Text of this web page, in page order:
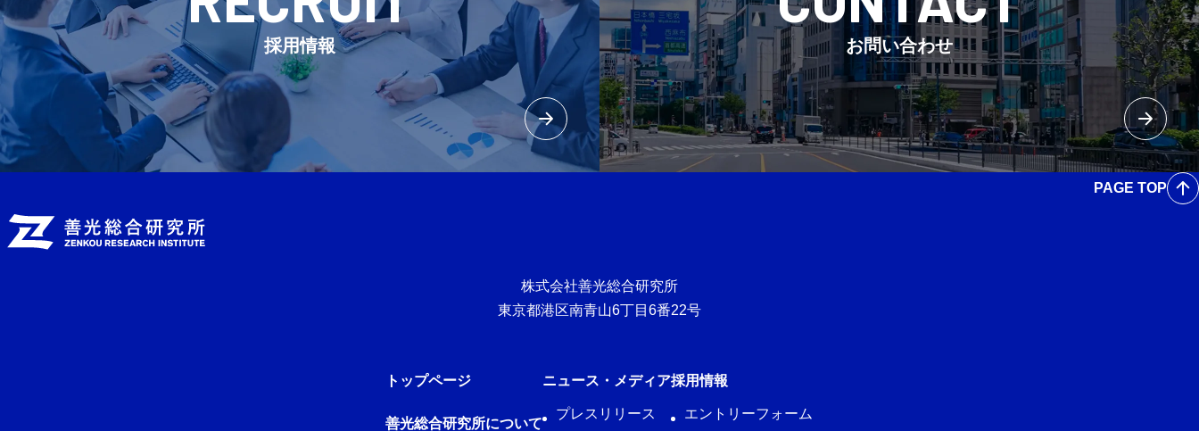
採用情報 お問い合わせ
PAGE TOP
株式会社善光総合研究所
東京都港区南青山6丁目6番22号
トップページ
善光総合研究所について
ニュース・メディア
プレスリリース
採用情報
エントリーフォーム